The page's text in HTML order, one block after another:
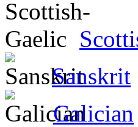
Sanskrit
Galician